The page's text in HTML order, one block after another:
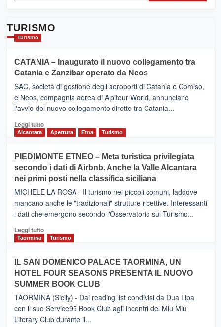
TURISMO
Turismo
CATANIA – Inaugurato il nuovo collegamento tra
Catania e Zanzibar operato da Neos
SAC, società di gestione degli aeroporti di Catania e Comiso,
e Neos, compagnia aerea di Alpitour World, annunciano
l'avvio del nuovo collegamento diretto tra Catania...
Leggi tuttoLeggi
CATANIA
–
Inaugurato
il
nuovo
collegamento
tra
e
Zanzibar
da
Neos
Alcantara Apertura Etna Turismo
PIEDIMONTE ETNEO – Meta turistica privilegiata
secondo i dati di Airbnb. Anche la Valle Alcantara
nei primi posti nella classifica siciliana
MICHELE LA ROSA - Il turismo nei piccoli comuni, laddove
mancano anche le "tradizionali" strutture ricettive. Interessanti
i dati che emergono secondo l'Osservatorio sul Turismo...
Leggi tuttoLeggi
PIEDIMONTE
ETNEO
–
Meta
turistica
privilegiata
secondo
Taormina Turismo
IL SAN DOMENICO PALACE TAORMINA, UN
HOTEL FOUR SEASONS PRESENTA IL NUOVO
SUMMER BOOK CLUB
TAORMINA (Sicily) - Dai reading list condivisi da Dua Lipa
con il suo Service95 Book Club agli incontri del Miu Miu
Literary Club durante il...